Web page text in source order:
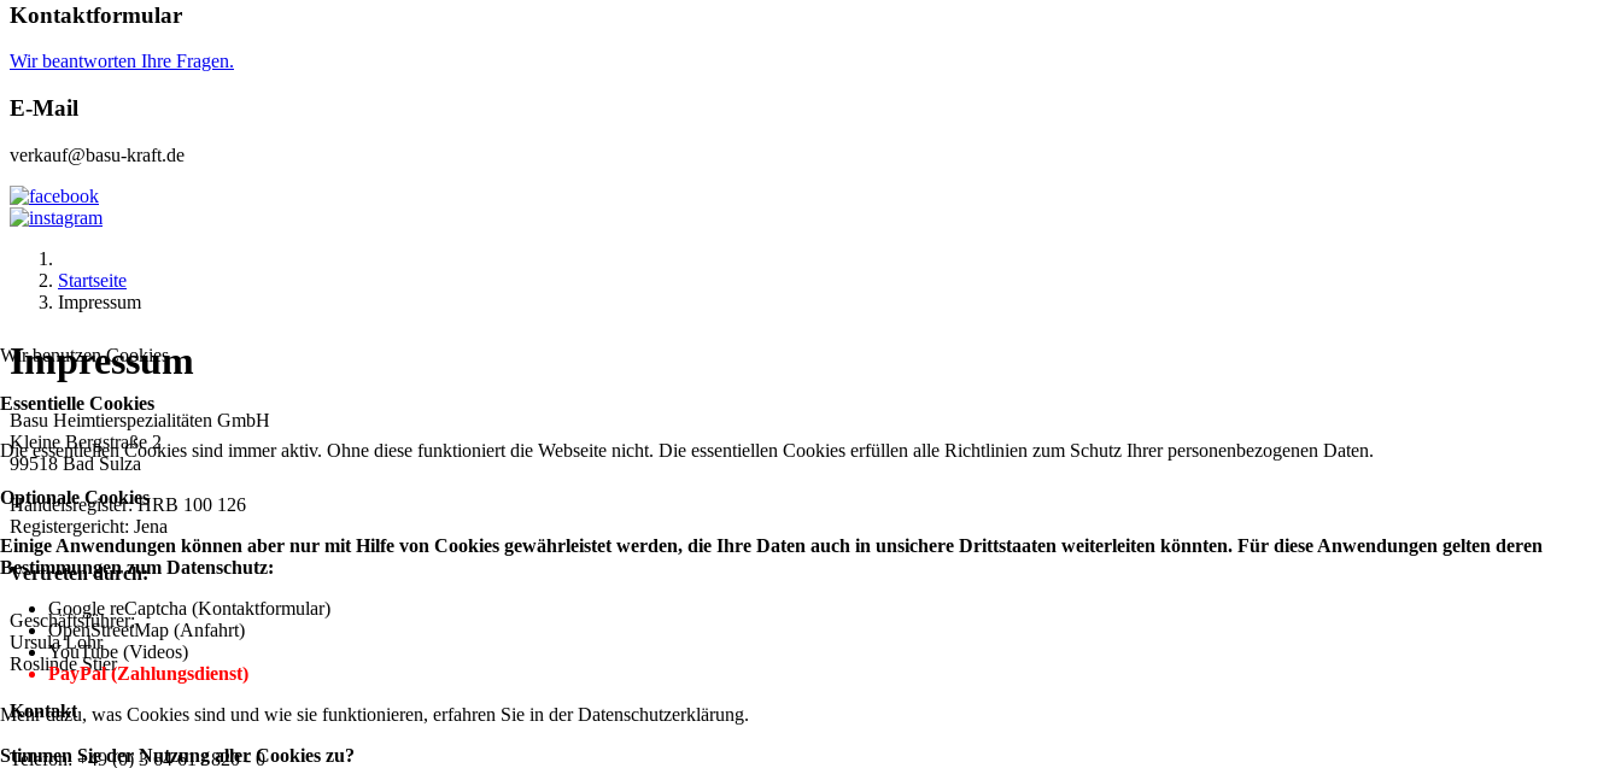
Kontaktformular
Wir beantworten Ihre Fragen.
E-Mail
verkauf@basu-kraft.de
Startseite
Impressum
Impressum
Basu Heimtierspezialitäten GmbH
Kleine Bergstraße 2
99518 Bad Sulza
Handelsregister: HRB 100 126
Registergericht: Jena
Vertreten durch:
Geschäftsführer:
Ursula Lohr
Roslinde Stier
Kontakt
Telefon: +49 (0) 3 64 61 / 820 - 0
Wir benutzen Cookies
Essentielle Cookies
Die essentiellen Cookies sind immer aktiv. Ohne diese funktioniert die Webseite nicht. Die essentiellen Cookies erfüllen alle Richtlinien zum Schutz Ihrer personenbezogenen Daten.
Optionale Cookies
Einige Anwendungen können aber nur mit Hilfe von Cookies gewährleistet werden, die Ihre Daten auch in unsichere Drittstaaten weiterleiten könnten. Für diese Anwendungen gelten deren
Bestimmungen zum Datenschutz:
Google reCaptcha (Kontaktformular)
OpenStreetMap (Anfahrt)
YouTube (Videos)
PayPal (Zahlungsdienst)
Mehr dazu, was Cookies sind und wie sie funktionieren, erfahren Sie in der Datenschutzerklärung.
Stimmen Sie der Nutzung aller Cookies zu?